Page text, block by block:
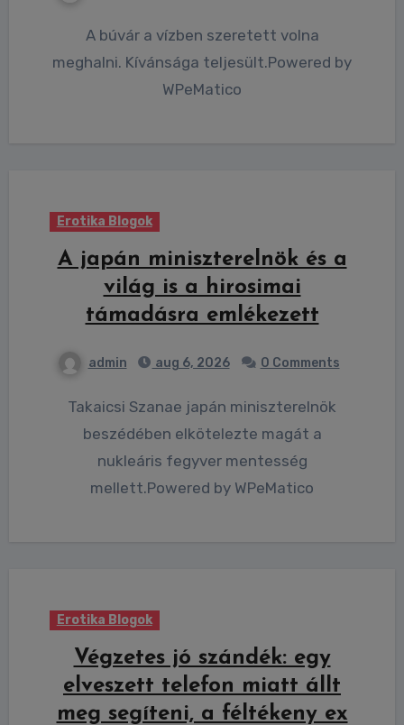
A búvár a vízben szeretett volna
meghalni. Kívánsága teljesült.Powered by
WPeMatico
Erotika Blogok
A japán miniszterelnök és a
világ is a hirosimai
támadásra emlékezett
admin aug 6, 2026 0 Comments
Takaicsi Szanae japán miniszterelnök
beszédében elkötelezte magát a
nukleáris fegyver mentesség
mellett.Powered by WPeMatico
Erotika Blogok
Végzetes jó szándék: egy
elveszett telefon miatt állt
meg segíteni, a féltékeny ex